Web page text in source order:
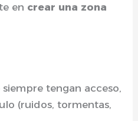
en crear una zona
tengan acceso,
(ruidos, tormentas,